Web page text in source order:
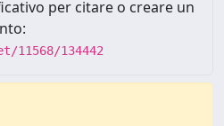
per citare o creare un
134442